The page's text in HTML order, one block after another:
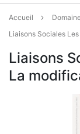
Accueil
Liaisons Sociales
Liaisons
La